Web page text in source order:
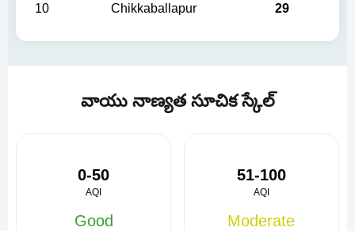
10 Chikkaballapur 29
వాయు నాణ్యత సూచిక స్కేల్
0-50
AQI
Good
51-100
AQI
Moderate